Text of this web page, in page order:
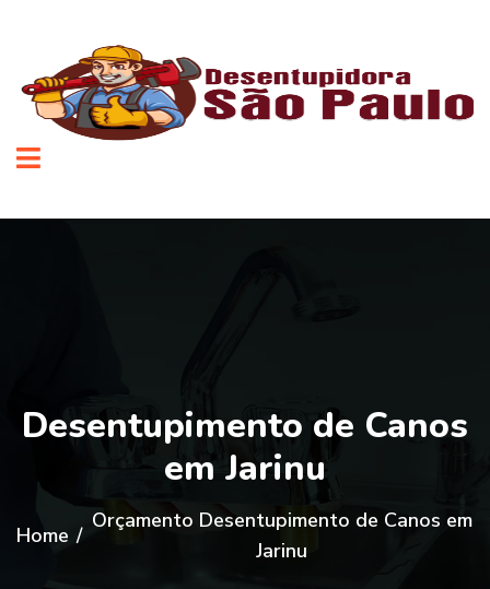
Desentupimento de Canos
em Jarinu
Home /
Orçamento Desentupimento de Canos em
Jarinu